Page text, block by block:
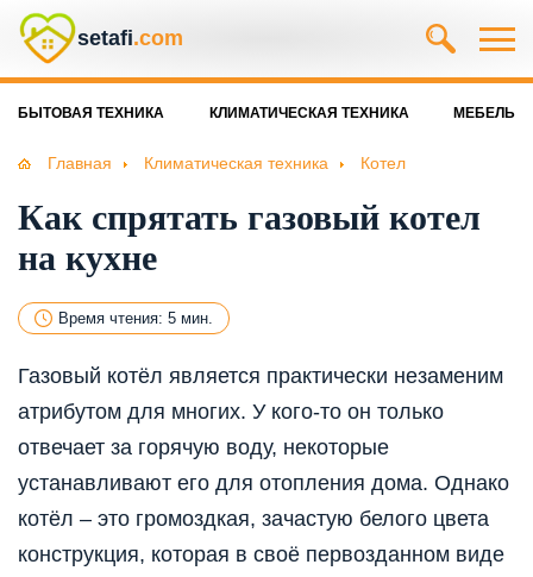
setafi.com
БЫТОВАЯ ТЕХНИКА КЛИМАТИЧЕСКАЯ ТЕХНИКА МЕБЕЛЬ
Главная Климатическая техника Котел
Как спрятать газовый котел
на кухне
Время чтения: 5 мин.
Газовый котёл является практически незаменим
атрибутом для многих. У кого-то он только
отвечает за горячую воду, некоторые
устанавливают его для отопления дома. Однако
котёл – это громоздкая, зачастую белого цвета
конструкция, которая в своё первозданном виде